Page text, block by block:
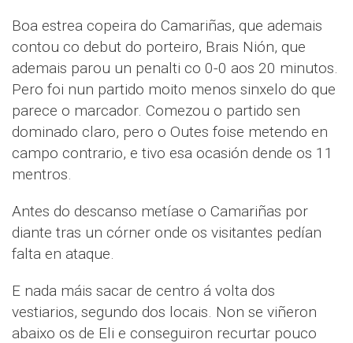
Boa estrea copeira do Camariñas, que ademais
contou co debut do porteiro, Brais Nión, que
ademais parou un penalti co 0-0 aos 20 minutos.
Pero foi nun partido moito menos sinxelo do que
parece o marcador. Comezou o partido sen
dominado claro, pero o Outes foise metendo en
campo contrario, e tivo esa ocasión dende os 11
mentros.
Antes do descanso metíase o Camariñas por
diante tras un córner onde os visitantes pedían
falta en ataque.
E nada máis sacar de centro á volta dos
vestiarios, segundo dos locais. Non se viñeron
abaixo os de Eli e conseguiron recurtar pouco